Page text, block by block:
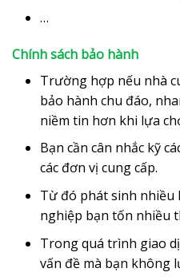
…
Chính sách bảo hành
Trường hợp nếu nhà
bảo hành chu đáo,
niềm tin hơn khi lựa
Bạn cần cân nhắc kỹ
các đơn vị cung cấp.
Từ đó phát sinh nhiều
nghiệp bạn tốn nhiều
Trong quá trình giao
vấn đề mà bạn không